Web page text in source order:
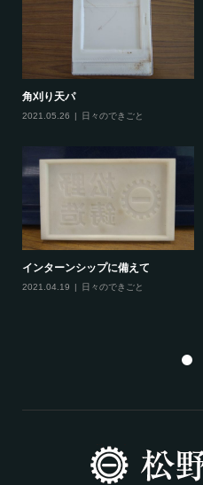
角刈り天パ
2021.05.26 日々のできごと
インターンシップに備えて
2021.04.19 日々のできごと